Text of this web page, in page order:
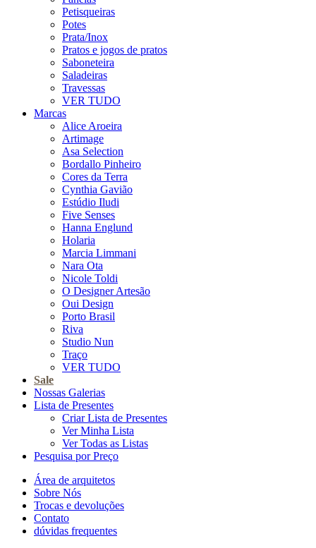
Petisqueiras
Potes
Prata/Inox
Pratos e jogos de pratos
Saboneteira
Saladeiras
Travessas
VER TUDO
Marcas
Alice Aroeira
Artimage
Asa Selection
Bordallo Pinheiro
Cores da Terra
Cynthia Gavião
Estúdio Iludi
Five Senses
Hanna Englund
Holaria
Marcia Limmani
Nara Ota
Nicole Toldi
O Designer Artesão
Oui Design
Porto Brasil
Riva
Studio Nun
Traço
VER TUDO
Sale
Nossas Galerias
Lista de Presentes
Criar Lista de Presentes
Ver Minha Lista
Ver Todas as Listas
Pesquisa por Preço
Área de arquitetos
Sobre Nós
Trocas e devoluções
Contato
dúvidas frequentes